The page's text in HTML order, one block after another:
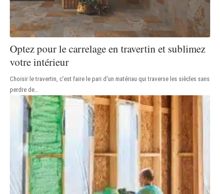
Optez pour le carrelage en travertin et sublimez
votre intérieur
Choisir le travertin, c'est faire le pari d'un matériau qui traverse les siècles sans
perdre de…